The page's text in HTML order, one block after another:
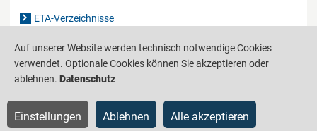
ETA-Verzeichnisse
Gutachten-Verzeichnis
Barrierefreiheit Datenschutz Impressum Sitemap
Auf unserer Website werden technisch notwendige Cookies
verwendet. Optionale Cookies können Sie akzeptieren oder
ablehnen. Datenschutz
Einstellungen Ablehnen Alle akzeptieren